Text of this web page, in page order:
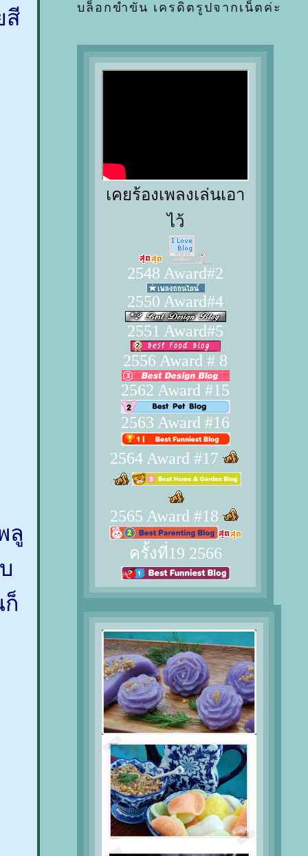
สี
ลู
บล็อกขำขัน เครดิตรูปจากเน็ตค่ะ
เคยร้องเพลงเล่นเอา
ไว้
2548 Award#2
2550 Award#4
2551 Award#5
2556 Award # 8
2562 Award #15
2563 Award #16
2564 Award #17
2565 Award #18
ครั้งที่19 2566